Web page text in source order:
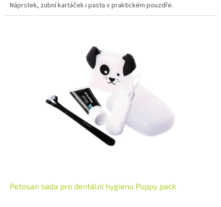
Náprstek, zubní kartáček i pasta v praktickém pouzdře.
Petosan sada pro dentální hygienu Puppy pack